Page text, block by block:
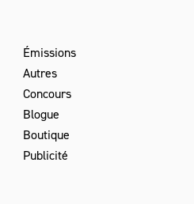
Émissions
Autres
Concours
Blogue
Boutique
Publicité